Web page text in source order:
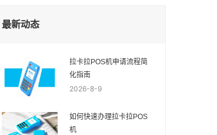
最新动态
拉卡拉POS机申请流程简
化指南
2026-8-9
如何快速办理拉卡拉POS
机